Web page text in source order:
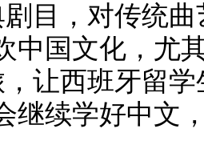
目，对传统
中国文化，尤
让西班牙留
继续学好中文